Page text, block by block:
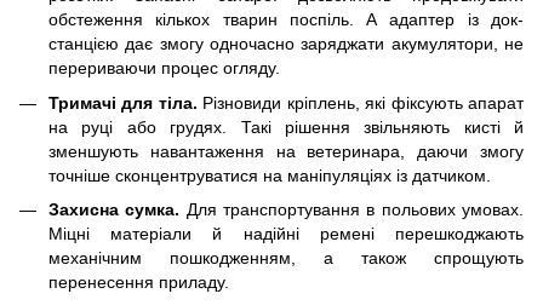
обстеження кількох тварин поспіль. А адаптер із док-
станцією дає змогу одночасно заряджати акумулятори, не
перериваючи процес огляду.
Тримачі для тіла. Різновиди кріплень, які фіксують апарат
на руці або грудях. Такі рішення звільняють кисті й
зменшують навантаження на ветеринара, даючи змогу
точніше сконцентруватися на маніпуляціях із датчиком.
Захисна сумка. Для транспортування в польових умовах.
Міцні матеріали й надійні ремені перешкоджають
механічним пошкодженням, а також спрощують
перенесення приладу.